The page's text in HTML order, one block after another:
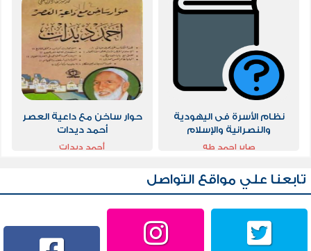
نظام الأسرة فى اليهودية
والنصرانية والإسلام
صابر احمد طه
حوار ساخن مع داعية العصر
أحمد ديدات
أحمد ديدات
تابعنا علي مواقع التواصل